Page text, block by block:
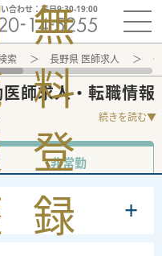
合わせ：平日9:30-19:00
無
料
登
録
索 長野県 医師求人
師求人・転職情報
続きを読む▼
非常勤